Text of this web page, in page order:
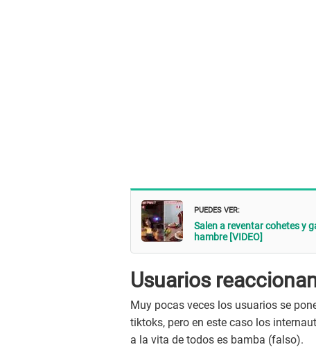
PUEDES VER:
Salen a reventar cohetes y
hambre [VIDEO]
Usuarios
Muy pocas veces los usuarios se
tiktoks, pero en este caso los
a la vita de todos es bamba (falso).